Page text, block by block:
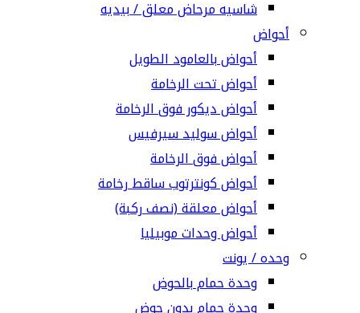
شاسيه مرحاض معلق / بيديه
أحواض
أحواض بالعامود الطويل
أحواض تحت الرخامة
أحواض ديكور فوق الرخامة
أحواض سوليد سيرفيس
أحواض فوق الرخامة
أحواض كونترتوب ساقط رخامة
أحواض معلقة (نصف ركبة)
أحواض وحدات موبيليا
وحده / يونت
وحدة حمام بالحوض
وحدة حمام بدون حوض